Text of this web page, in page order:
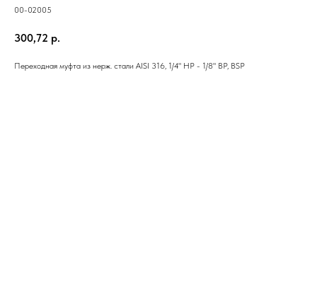
00-02005
300,72 р.
Переходная муфта из нерж. стали AISI 316, 1/4" НР - 1/8" ВР, BSP